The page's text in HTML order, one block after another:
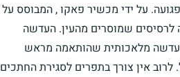
על ידי מכשיר פאקו , המבוסס על
שמוסרים מהעין. העדשה
מלאכותית שהותאמה מראש
לרוב אין צורך בתפרים לסגירת החתכים